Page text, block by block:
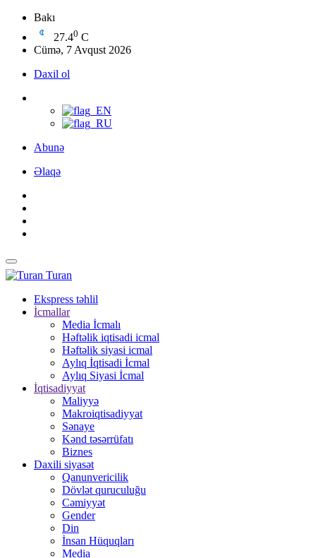
Bakı
27.40 C
Cümə, 7 Avqust 2026
Daxil ol
Abunə
Əlaqə
Turan
Ekspress təhlil
İcmallar
Media İcmalı
Həftəlik iqtisadi icmal
Həftəlik siyasi icmal
Aylıq İqtisadi İcmal
Aylıq Siyasi İcmal
İqtisadiyyat
Maliyyə
Makroiqtisadiyyat
Sənaye
Kənd təsərrüfatı
Biznes
Daxili siyasət
Qanunvericilik
Dövlət quruculuğu
Cəmiyyət
Gender
Din
İnsan Hüquqları
Media